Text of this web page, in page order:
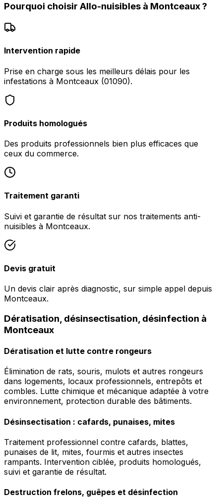
Pourquoi choisir Allo-nuisibles à Montceaux?
Intervention rapide
Prise en charge sous les meilleurs délais pour les
infestations à Montceaux (01090).
Produits homologués
Des produits professionnels bien plus efficaces que
ceux du commerce.
Traitement garanti
Suivi et garantie de résultat sur nos traitements anti-
nuisibles à Montceaux.
Devis gratuit
Un devis clair après diagnostic, sur simple appel depuis
Montceaux.
Dératisation, désinsectisation, désinfection à
Montceaux
Dératisation et lutte contre rongeurs
Élimination de rats, souris, mulots et autres rongeurs
dans logements, locaux professionnels, entrepôts et
combles. Lutte chimique et mécanique adaptée à votre
environnement, protection durable des bâtiments.
Désinsectisation : cafards, punaises, mites
Traitement professionnel contre cafards, blattes,
punaises de lit, mites, fourmis et autres insectes
rampants. Intervention ciblée, produits homologués,
suivi et garantie de résultat.
Destruction frelons, guêpes et désinfection